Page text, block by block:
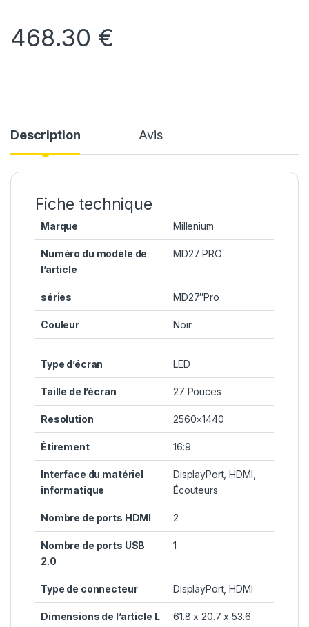
468.30 €
Description Avis
Fiche technique
Marque Millenium
Numéro du modèle de
l’article
MD27 PRO
séries MD27″Pro
Couleur Noir
Type d’écran LED
Taille de l’écran 27 Pouces
Resolution 2560×1440
Étirement 16:9
Interface du matériel
informatique
DisplayPort, HDMI,
Écouteurs
Nombre de ports HDMI 2
Nombre de ports USB
2.0
1
Type de connecteur DisplayPort, HDMI
Dimensions de l’article L
61.8 x 20.7 x 53.6